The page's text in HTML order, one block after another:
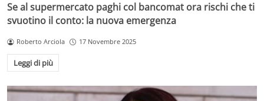
Se al supermercato paghi col bancomat ora rischi che ti
svuotino il conto: la nuova emergenza
Roberto Arciola 17 Novembre 2025
Leggi di più